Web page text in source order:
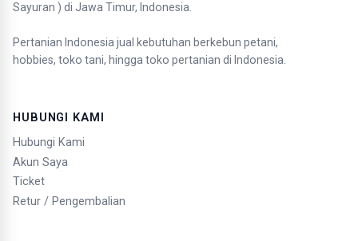
Sayuran ) di Jawa Timur, Indonesia.
Pertanian Indonesia jual kebutuhan berkebun petani,
hobbies, toko tani, hingga toko pertanian di Indonesia.
HUBUNGI KAMI
Hubungi Kami
Akun Saya
Ticket
Retur / Pengembalian